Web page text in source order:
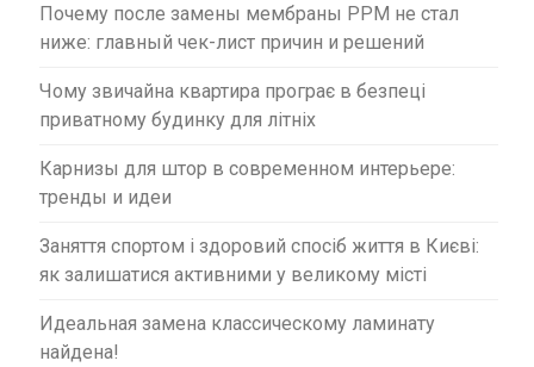
Почему после замены мембраны PPM не стал
ниже: главный чек-лист причин и решений
Чому звичайна квартира програє в безпеці
приватному будинку для літніх
Карнизы для штор в современном интерьере:
тренды и идеи
Заняття спортом і здоровий спосіб життя в Києві:
як залишатися активними у великому місті
Идеальная замена классическому ламинату
найдена!